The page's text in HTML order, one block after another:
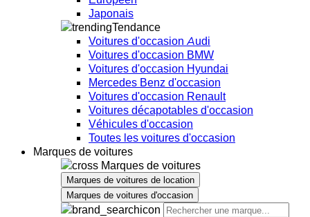
Japonais
Tendance
Voitures d'occasion Audi
Voitures d'occasion BMW
Voitures d'occasion Hyundai
Mercedes Benz d'occasion
Voitures d'occasion Renault
Voitures décapotables d'occasion
Véhicules d'occasion
Toutes les voitures d'occasion
Marques de voitures
Marques de voitures
Marques de voitures de location
Marques de voitures d'occasion